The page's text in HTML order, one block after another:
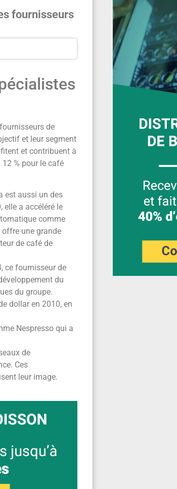
fournisseurs
de
et leur segment
et contribuent à
% pour le café
est aussi un des
elle a accéléré le
comme
offre une grande
de café de
ce fournisseur de
du
du groupe.
dollar en 2010, en
Nespresso qui a
de
Ces
leur image.